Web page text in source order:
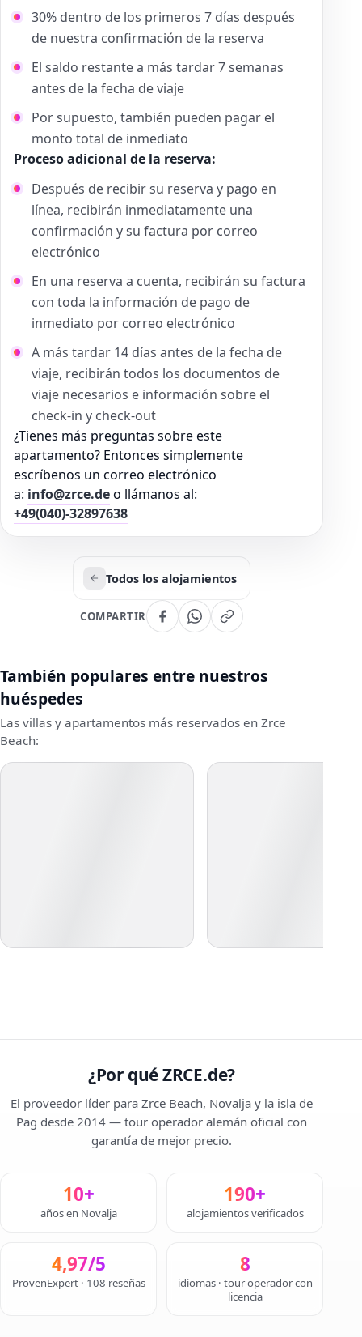
30% dentro de los primeros 7 días después
de nuestra confirmación de la reserva
El saldo restante a más tardar 7 semanas
antes de la fecha de viaje
Por supuesto, también pueden pagar el
monto total de inmediato
Proceso adicional de la reserva:
Después de recibir su reserva y pago en
línea, recibirán inmediatamente una
confirmación y su factura por correo
electrónico
En una reserva a cuenta, recibirán su factura
con toda la información de pago de
inmediato por correo electrónico
A más tardar 14 días antes de la fecha de
viaje, recibirán todos los documentos de
viaje necesarios e información sobre el
check-in y check-out
¿Tienes más preguntas sobre este
apartamento? Entonces simplemente
escríbenos un correo electrónico
a: info@zrce.deo llámanos al:
+49(040)-32897638
Todos los alojamientos
COMPARTIR
También populares entre nuestros
huéspedes
Las villas y apartamentos más reservados en Zrce
Beach:
¿Por qué ZRCE.de?
El proveedor líder para Zrce Beach, Novalja y la isla de
Pag desde 2014 — tour operador alemán oficial con
garantía de mejor precio.
10+
años en Novalja
190+
alojamientos verificados
4,97/5
ProvenExpert · 108 reseñas
8
idiomas · tour operador con
licencia